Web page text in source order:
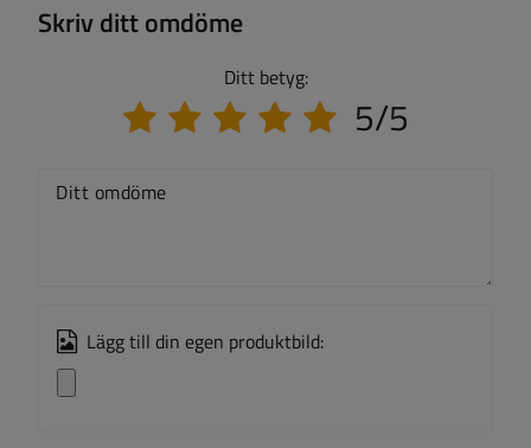
Skriv ditt omdöme
Ditt betyg:
5/5
Ditt omdöme
Lägg till din egen produktbild: